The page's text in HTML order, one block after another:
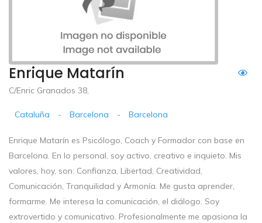
Enrique Matarín
C/Enric Granados 38,
Cataluña - Barcelona - Barcelona
Enrique Matarín es Psicólogo, Coach y Formador con base en
Barcelona. En lo personal, soy activo, creativo e inquieto. Mis
valores, hoy, son: Confianza, Libertad, Creatividad,
Comunicación, Tranquilidad y Armonía. Me gusta aprender,
formarme. Me interesa la comunicación, el diálogo. Soy
extrovertido y comunicativo. Profesionalmente me apasiona la